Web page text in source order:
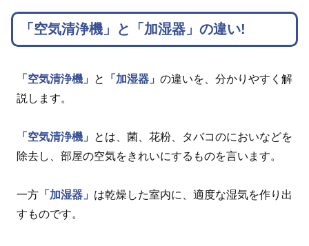
「空気清浄機」と「加湿器」の違い!
「空気清浄機」 と 「加湿器」 の違いを、分かりやすく解
説します。
「空気清浄機」
とは、菌、花粉、タバコのにおいなどを
除去し、部屋の空気をきれいにするものを言います。
一方 「加湿器」 は乾燥した室内に、適度な湿気を作り出
すものです。